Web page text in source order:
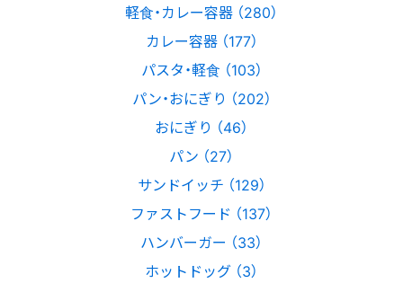
軽食・カレー容器 （280）
カレー容器 （177）
パスタ・軽食 （103）
パン・おにぎり （202）
おにぎり （46）
パン （27）
サンドイッチ （129）
ファストフード （137）
ハンバーガー （33）
ホットドッグ （3）